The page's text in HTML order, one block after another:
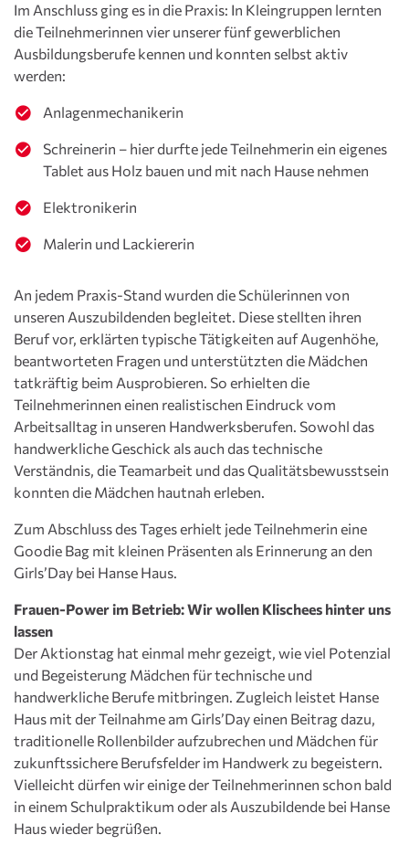
Im Anschluss ging es in die Praxis: In Kleingruppen lernten
die Teilnehmerinnen vier unserer fünf gewerblichen
Ausbildungsberufe kennen und konnten selbst aktiv
werden:
Anlagenmechanikerin
Schreinerin – hier durfte jede Teilnehmerin ein eigenes
Tablet aus Holz bauen und mit nach Hause nehmen
Elektronikerin
Malerin und Lackiererin
An jedem Praxis-Stand wurden die Schülerinnen von
unseren Auszubildenden begleitet. Diese stellten ihren
Beruf vor, erklärten typische Tätigkeiten auf Augenhöhe,
beantworteten Fragen und unterstützten die Mädchen
tatkräftig beim Ausprobieren. So erhielten die
Teilnehmerinnen einen realistischen Eindruck vom
Arbeitsalltag in unseren Handwerksberufen. Sowohl das
handwerkliche Geschick als auch das technische
Verständnis, die Teamarbeit und das Qualitätsbewusstsein
konnten die Mädchen hautnah erleben.
Zum Abschluss des Tages erhielt jede Teilnehmerin eine
Goodie Bag mit kleinen Präsenten als Erinnerung an den
Girls’Day bei Hanse Haus.
Frauen-Power im Betrieb: Wir wollen Klischees hinter uns
lassen
Der Aktionstag hat einmal mehr gezeigt, wie viel Potenzial
und Begeisterung Mädchen für technische und
handwerkliche Berufe mitbringen. Zugleich leistet Hanse
Haus mit der Teilnahme am Girls’Day einen Beitrag dazu,
traditionelle Rollenbilder aufzubrechen und Mädchen für
zukunftssichere Berufsfelder im Handwerk zu begeistern.
Vielleicht dürfen wir einige der Teilnehmerinnen schon bald
in einem Schulpraktikum oder als Auszubildende bei Hanse
Haus wieder begrüßen.